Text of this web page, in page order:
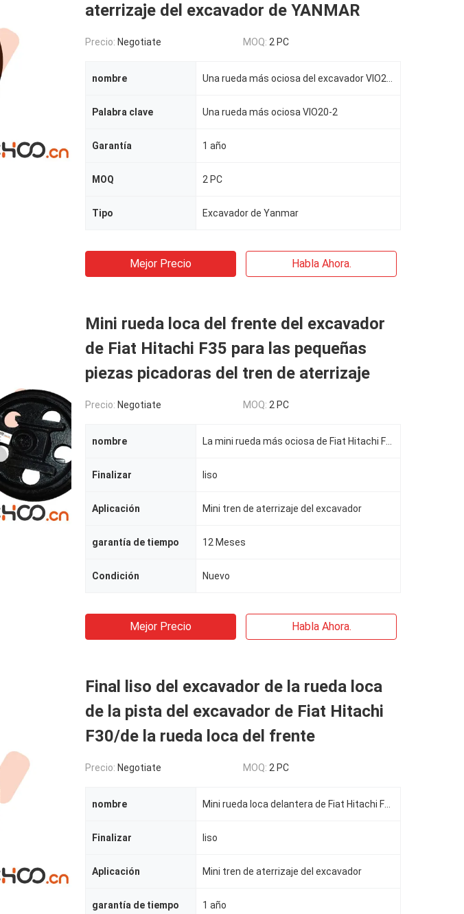
aterrizaje del excavador de YANMAR
Precio: Negotiate MOQ: 2 PC
nombre
Palabra clave Una rueda más ociosa VIO20-2
Garantía 1 año
MOQ 2 PC
Tipo Excavador de Yanmar
Mejor Precio Habla Ahora.
Mini rueda loca del frente del excavador
de Fiat Hitachi F35 para las pequeñas
piezas picadoras del tren de aterrizaje
Precio: Negotiate MOQ: 2 PC
nombre
Finalizar liso
Aplicación Mini tren de aterrizaje del excavador
garantía de tiempo 12 Meses
Condición Nuevo
Mejor Precio Habla Ahora.
Final liso del excavador de la rueda loca
de la pista del excavador de Fiat Hitachi
F30/de la rueda loca del frente
Precio: Negotiate MOQ: 2 PC
nombre
Finalizar liso
Aplicación Mini tren de aterrizaje del excavador
garantía de tiempo 1 año